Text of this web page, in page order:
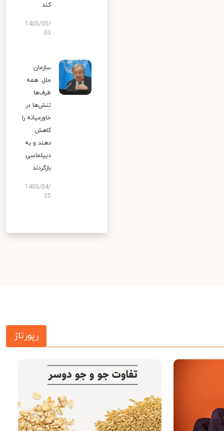
کند
1405/05/
03
سازمان
ملل: همه
طرف‌ها
تنش‌ها در
خاورمیانه را
کاهش
دهند و به
دیپلماسی
بازگردند
1405/04/
25
رپورتاژ